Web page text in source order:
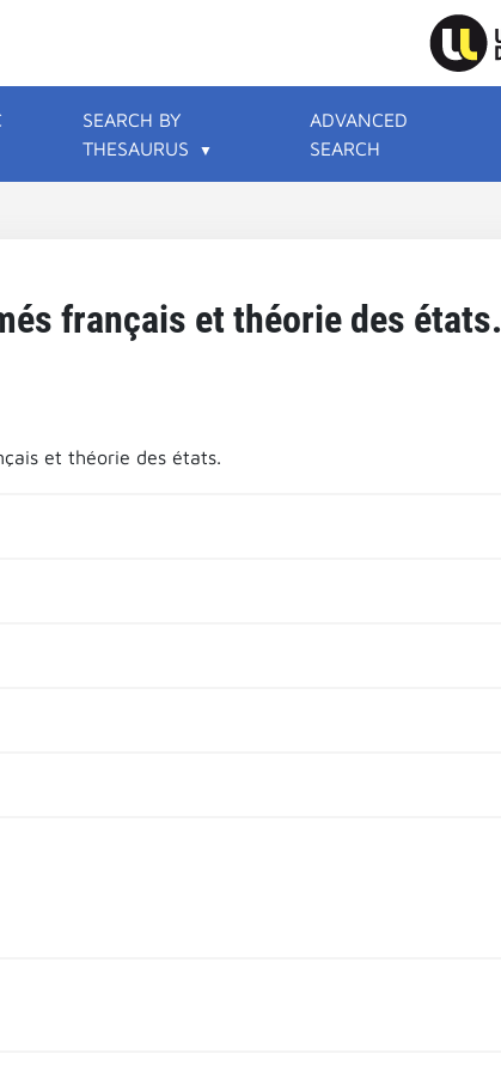
SEARCH BY
THESAURUS
ADVANCED
SEARCH
français et théorie des états.
et théorie des états.